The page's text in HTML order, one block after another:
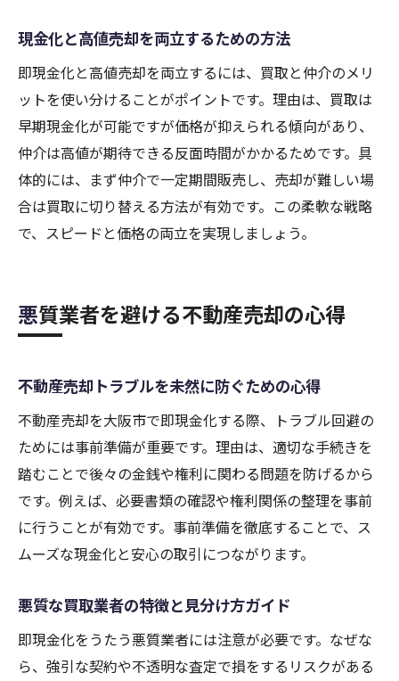
現金化と高値売却を両立するための方法
即現金化と高値売却を両立するには、買取と仲介のメリ
ットを使い分けることがポイントです。理由は、買取は
早期現金化が可能ですが価格が抑えられる傾向があり、
仲介は高値が期待できる反面時間がかかるためです。具
体的には、まず仲介で一定期間販売し、売却が難しい場
合は買取に切り替える方法が有効です。この柔軟な戦略
で、スピードと価格の両立を実現しましょう。
悪質業者を避ける不動産売却の心得
不動産売却トラブルを未然に防ぐための心得
不動産売却を大阪市で即現金化する際、トラブル回避の
ためには事前準備が重要です。理由は、適切な手続きを
踏むことで後々の金銭や権利に関わる問題を防げるから
です。例えば、必要書類の確認や権利関係の整理を事前
に行うことが有効です。事前準備を徹底することで、ス
ムーズな現金化と安心の取引につながります。
悪質な買取業者の特徴と見分け方ガイド
即現金化をうたう悪質業者には注意が必要です。なぜな
ら、強引な契約や不透明な査定で損をするリスクがある